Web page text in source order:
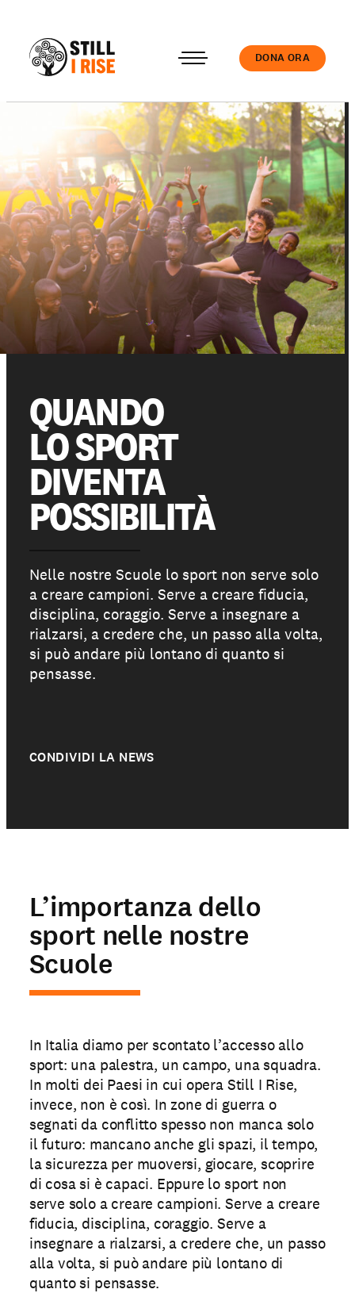
Chi siamo
Il nostro lavoro
Le nostre Scuole
Partecipa
Sostienici
Shop solidale
NEWS E STORIE
PRESSROOM
DONA ORA
QUANDO
LO SPORT
DIVENTA
POSSIBILITÀ
Nelle nostre Scuole lo sport non serve solo
a creare campioni. Serve a creare fiducia,
disciplina, coraggio. Serve a insegnare a
rialzarsi, a credere che, un passo alla volta,
si può andare più lontano di quanto si
pensasse.
CONDIVIDI LA NEWS
L’importanza dello
sport nelle nostre
Scuole
In Italia diamo per scontato l’accesso allo
sport: una palestra, un campo, una squadra.
In molti dei Paesi in cui opera Still I Rise,
invece, non è così. In zone di guerra o
segnati da conflitto spesso non manca solo
il futuro: mancano anche gli spazi, il tempo,
la sicurezza per muoversi, giocare, scoprire
di cosa si è capaci. Eppure lo sport non
serve solo a creare campioni. Serve a creare
fiducia, disciplina, coraggio. Serve a
insegnare a rialzarsi, a credere che, un passo
alla volta, si può andare più lontano di
quanto si pensasse.